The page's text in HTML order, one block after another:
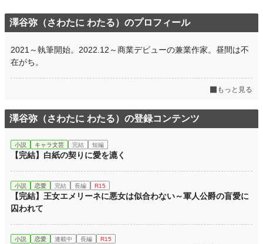
澤谷弥（さわたに わたる）のプロフィール
2021～執筆開始。2022.12～商業デビューの兼業作家。昼間は不
在がち。
もっと見る
澤谷弥（さわたに わたる）の登録コンテンツ
小説 キャラ文芸 完結 短編
【完結】白紙の契りに愛を漉く
小説 恋愛 完結 長編 R15
【完結】王女エメリーネに悪女は似合わない～軍人公爵の盲愛に
囚われて
小説 恋愛 連載中 長編 R15